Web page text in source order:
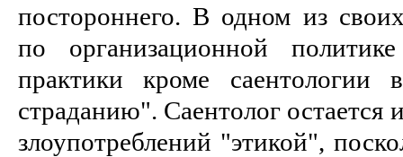
постороннего. В одном из
по организационной
практики кроме
страданию". Саентолог
злоупотреблений "этикой",